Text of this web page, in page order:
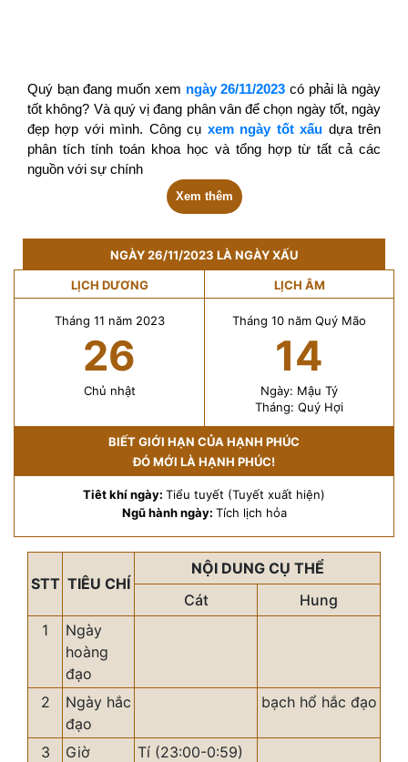
Quý bạn đang muốn xem ngày 26/11/2023 có phải là ngày
tốt không? Và quý vị đang phân vân để chọn ngày tốt, ngày
đẹp hợp với mình. Công cụ xem ngày tốt xấu dựa trên
phân tích tính toán khoa học và tổng hợp từ tất cả các
nguồn với sự chính
Xem thêm
NGÀY 26/11/2023 LÀ NGÀY XẤU
LỊCH DƯƠNG LỊCH ÂM
Tháng 11 năm 2023
26
Chủ nhật
Tháng 10 năm Quý Mão
14
Ngày: Mậu Tý
Tháng: Quý Hợi
BIẾT GIỚI HẠN CỦA HẠNH PHÚC
ĐÓ MỚI LÀ HẠNH PHÚC!
Tiêt khí ngày: Tiểu tuyết (Tuyết xuất hiện)
Ngũ hành ngày: Tích lịch hỏa
STT TIÊU CHÍ
NỘI DUNG CỤ THỂ
Cát
Hung
1
Ngày
hoàng
đạo
2
Ngày hắc
đạo
bạch hổ hắc đạo
3
Giờ
Tí (23:00-0:59)